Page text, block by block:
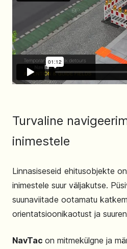
Turvaline
inimestele
Linnasiseseid ehitusobjekte
inimestele suur väljakutse.
suunaviitade ootamatu
orientatsioonikaotust ja
NavTac on mitmekülgne ja